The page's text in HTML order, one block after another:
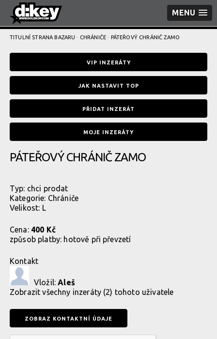
MENU
TITULNÍ STRANA BAZARU · CHRÁNIČE · PÁTEŘOVÝ CHRÁNIČ ZAMO
VIP INZERÁTY
JAK NASTAVIT TOP
PŘIDAT INZERÁT
MOJE INZERÁTY
PÁTEŘOVÝ CHRÁNIČ ZAMO
Typ: chci prodat
Kategorie: Chrániče
Velikost: L
Cena: 400 Kč
způsob platby: hotově při převzetí
Kontakt
Vložil:Aleš
Zobrazitvšechny inzeráty (2) tohoto uživatele